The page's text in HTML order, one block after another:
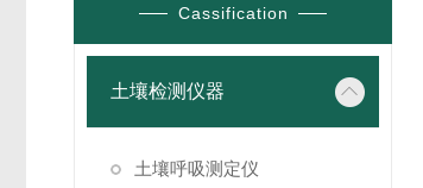
Cassification
土壤检测仪器
土壤呼吸测定仪